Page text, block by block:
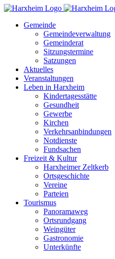
Zum
springenGemeinde
Gemeindeverwaltung
Gemeinderat
Sitzungstermine
Satzungen
Aktuelles
Veranstaltungen
Leben in Harxheim
Kindertagesstätte
Gesundheit
Gewerbe
Kirchen
Verkehrsanbindungen
Notdienste
Fundsachen
Freizeit & Kultur
Harxheimer Zeltkerb
Ortsgeschichte
Vereine
Parteien
Tourismus
Panoramaweg
Ortsrundgang
Weingüter
Gastronomie
Unterkünfte